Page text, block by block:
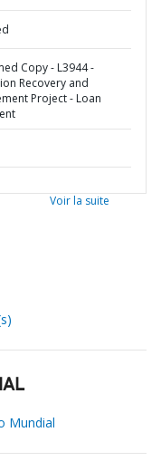
Copy - L3944 -
Recovery and
Project - Loan
Voir la suite
Mundial